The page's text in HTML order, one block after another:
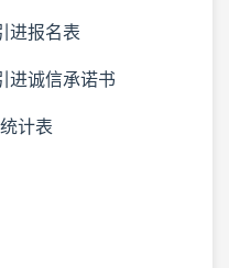
进报名表
进诚信承诺书
计表